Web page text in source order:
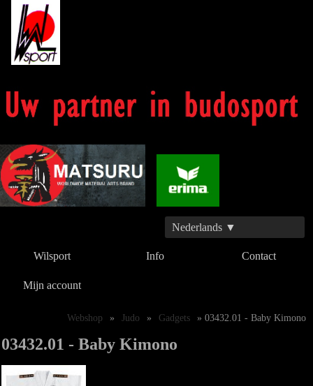
Nederlands ▼
Wilsport Info Contact
Mijn account
Webshop » Judo » Gadgets » 03432.01 - Baby Kimono
03432.01 - Baby Kimono